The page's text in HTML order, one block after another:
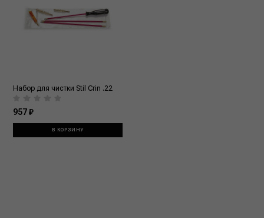
Набор для чистки Stil Crin .22
957 ₽
В КОРЗИНУ